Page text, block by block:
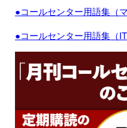
●コールセンター用語集（
●コールセンター用語集（